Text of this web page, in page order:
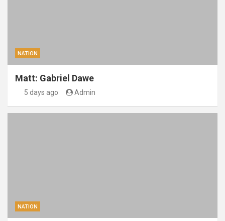
NATION
Matt: Gabriel Dawe
5 days ago Admin
NATION